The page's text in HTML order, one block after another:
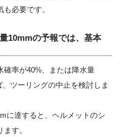
必要です。
10mmの予報では、基本
確率が40%、または降水量
ツーリングの中止を検討しま
に達すると、ヘルメットのシ
す。